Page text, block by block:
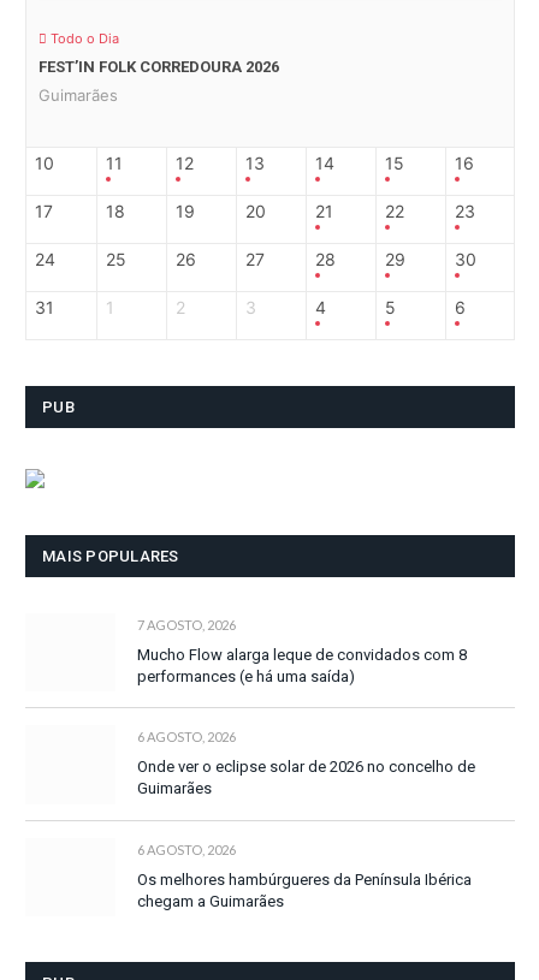
Todo o Dia
FEST’IN FOLK CORREDOURA 2026
Guimarães
10 11 12 13 14 15 16
17 18 19 20 21 22 23
24 25 26 27 28 29 30
31 1 2 3 4 5 6
PUB
MAIS POPULARES
7 AGOSTO, 2026
Mucho Flow alarga leque de convidados com 8
performances (e há uma saída)
6 AGOSTO, 2026
Onde ver o eclipse solar de 2026 no concelho de
Guimarães
6 AGOSTO, 2026
Os melhores hambúrgueres da Península Ibérica
chegam a Guimarães